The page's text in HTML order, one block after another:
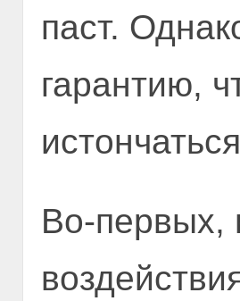
паст.
гарантию,
Во-первых,